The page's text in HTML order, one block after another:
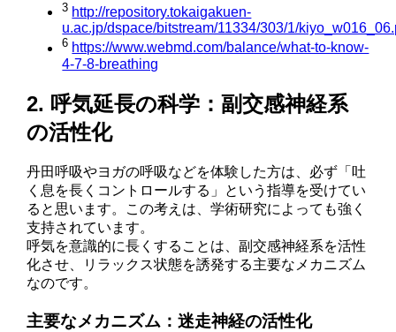
3 http://repository.tokaigakuen-
u.ac.jp/dspace/bitstream/11334/303/1/
6 https://www.webmd.com/balance/what-to-know-
4-7-8-breathing
2. 呼気延長の科学：副交感神経系
の活性化
丹田呼吸やヨガの呼吸などを体験した方は、必ず「吐
く息を長くコントロールする」という指導を受けてい
ると思います。この考えは、学術研究によっても強く
支持されています。
呼気を意識的に長くすることは、副交感神経系を活性
化させ、リラックス状態を誘発する主要なメカニズム
なのです。
主要なメカニズム：迷走神経の活性化